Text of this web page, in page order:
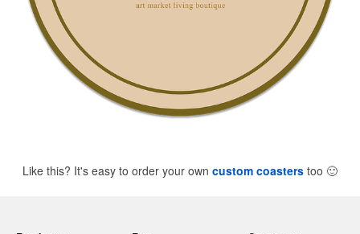
Like this? It's easy to order your own custom coasters too 🙂